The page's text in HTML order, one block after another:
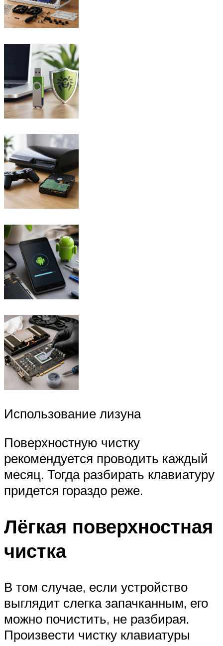
Использование лизуна
Поверхностную чистку
рекомендуется проводить каждый
месяц. Тогда разбирать клавиатуру
придется гораздо реже.
Лёгкая поверхностная
чистка
В том случае, если устройство
выглядит слегка запачканным, его
можно почистить, не разбирая.
Произвести чистку клавиатуры